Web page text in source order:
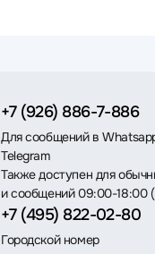
+7 (926) 886-7-886
Для сообщений в
Telegram
Также доступен для
и сообщений 09:00-18:00
+7 (495) 822-02-80
Городской номер